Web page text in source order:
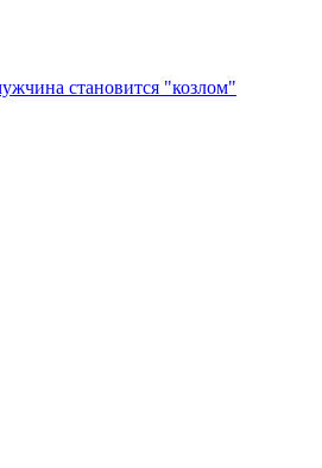
становится "козлом"